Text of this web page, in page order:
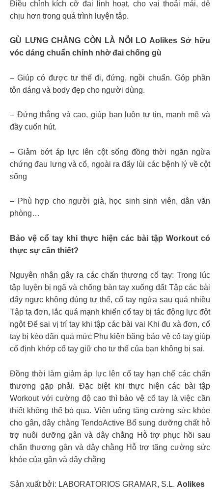
Điều chỉnh kích cỡ đai linh hoạt, cho vai thoải mái, dễ
chịu hơn trong quá trình luyện tập.
GÙ LƯNG CHẲNG CÒN LÀ NỖI LO Aolikes Sở hữu
vóc dáng chuẩn chỉnh nhờ đai chống gù
– Giúp có được tư thế đi, đứng, ngồi chuẩn. Góp phần
tôn dáng và body đẹp cho người dùng.
– Đứng thẳng và cao, giúp bạn luôn tự tin, mạnh mẽ và
đầy cuốn hút.
– Giảm bớt áp lực lên cột sống đồng thời ngăn ngừa
chứng đau lưng và cổ, ngoài ra đẩy lùi các bệnh lý về cột
sống
– Phù hợp cho người già, học sinh sinh viên, dân văn
phòng…
Bảo vệ cổ tay khi thực hiện các bài tập Workout có
thực sự cần thiết?
Nguyên nhân gây ra các chấn thương cổ tay: Trong lúc
tập luyện bị ngã và chống bàn tay xuống đất Tập các bài
đẩy ngực không đúng tư thế, cổ tay ngửa sau quá nhiều
Tập tạ đơn, lắc quá mạnh khiến cổ tay bị tác động lực đột
ngột Để sai vị trí tay khi tập các bài vai Khi đu xà đơn, cổ
tay bị kéo dãn quá mức Phụ kiện băng bảo vệ cổ tay giúp
cố định khớp cổ tay giữ cho tư thế của bạn không bị sai.
Đồng thời làm giảm áp lực lên cổ tay hạn chế các chấn
thương gặp phải. Đặc biệt khi thực hiện các bài tập
Workout với cường độ cao thì bảo vệ cổ tay là việc cần
thiết không thể bỏ qua. Viên uống tăng cường sức khỏe
cho gân, dây chằng TendoActive Bổ sung dưỡng chất hỗ
trợ nuôi dưỡng gân và dây chằng Hỗ trợ phục hồi sau
chấn thương gân và dây chằng Hỗ trợ tăng cường sức
khỏe của gân và dây chằng
Sản xuất bởi: LABORATORIOS GRAMAR, S.L. Aolikes